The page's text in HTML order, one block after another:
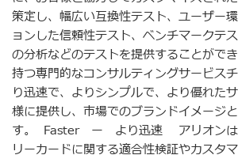
策定し、幅広い互換性テスト、ユーザー
ョンした信頼性テスト、ベンチマークテ
の分析などのテストを提供することがで
持つ専門的なコンサルティングサービス
り迅速で、よりシンプルで、より優れた
様に提供し、市場でのブランドイメージ
す。 Faster ー より迅速 アリオンは
リーカードに関する適合性検証やカスタ